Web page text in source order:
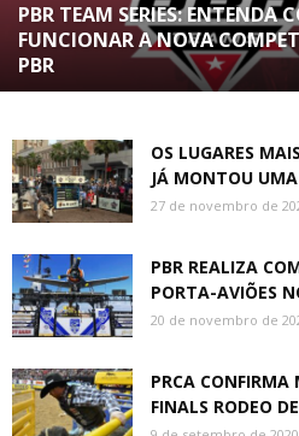
PBR TEAM SERIES: ENTENDA
FUNCIONAR A NOVA
PBR
OS LUGARES
JÁ MONTOU
27 de novembro de
PBR REALIZA
PORTA-AVIÕES
20 de novembro de
PRCA
FINALS RODEO